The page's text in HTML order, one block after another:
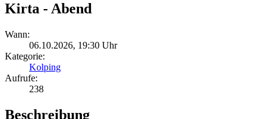
Kirta - Abend
Wann:
06.10.2026, 19:30 Uhr
Kategorie:
Kolping
Aufrufe:
238
Beschreibung